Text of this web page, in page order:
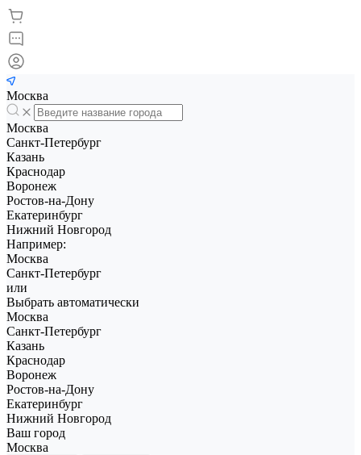
Москва
Москва
Санкт-Петербург
Казань
Краснодар
Воронеж
Ростов-на-Дону
Екатеринбург
Нижний Новгород
Например:
Москва
Санкт-Петербург
или
Выбрать автоматически
Москва
Санкт-Петербург
Казань
Краснодар
Воронеж
Ростов-на-Дону
Екатеринбург
Нижний Новгород
Ваш город
Москва